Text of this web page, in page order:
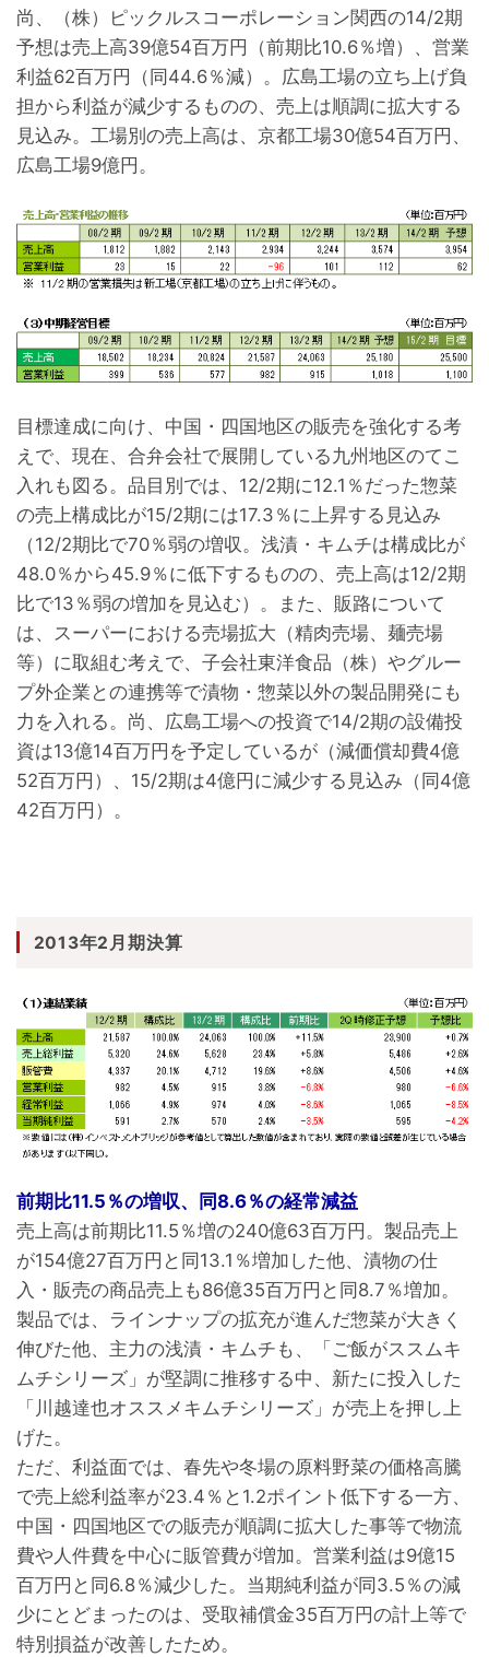
尚、（株）ピックルスコーポレーション関西の14/2期
予想は売上高39億54百万円（前期比10.6％増）、営業
利益62百万円（同44.6％減）。広島工場の立ち上げ負
担から利益が減少するものの、売上は順調に拡大する
見込み。工場別の売上高は、京都工場30億54百万円、
広島工場9億円。
目標達成に向け、中国・四国地区の販売を強化する考
えで、現在、合弁会社で展開している九州地区のてこ
入れも図る。品目別では、12/2期に12.1％だった惣菜
の売上構成比が15/2期には17.3％に上昇する見込み
（12/2期比で70％弱の増収。浅漬・キムチは構成比が
48.0％から45.9％に低下するものの、売上高は12/2期
比で13％弱の増加を見込む）。また、販路について
は、スーパーにおける売場拡大（精肉売場、麺売場
等）に取組む考えで、子会社東洋食品（株）やグルー
プ外企業との連携等で漬物・惣菜以外の製品開発にも
力を入れる。尚、広島工場への投資で14/2期の設備投
資は13億14百万円を予定しているが（減価償却費4億
52百万円）、15/2期は4億円に減少する見込み（同4億
42百万円）。
2013年2月期決算
前期比11.5％の増収、同8.6％の経常減益
売上高は前期比11.5％増の240億63百万円。製品売上
が154億27百万円と同13.1％増加した他、漬物の仕
入・販売の商品売上も86億35百万円と同8.7％増加。
製品では、ラインナップの拡充が進んだ惣菜が大きく
伸びた他、主力の浅漬・キムチも、「ご飯がススムキ
ムチシリーズ」が堅調に推移する中、新たに投入した
「川越達也オススメキムチシリーズ」が売上を押し上
げた。
ただ、利益面では、春先や冬場の原料野菜の価格高騰
で売上総利益率が23.4％と1.2ポイント低下する一方、
中国・四国地区での販売が順調に拡大した事等で物流
費や人件費を中心に販管費が増加。営業利益は9億15
百万円と同6.8％減少した。当期純利益が同3.5％の減
少にとどまったのは、受取補償金35百万円の計上等で
特別損益が改善したため。